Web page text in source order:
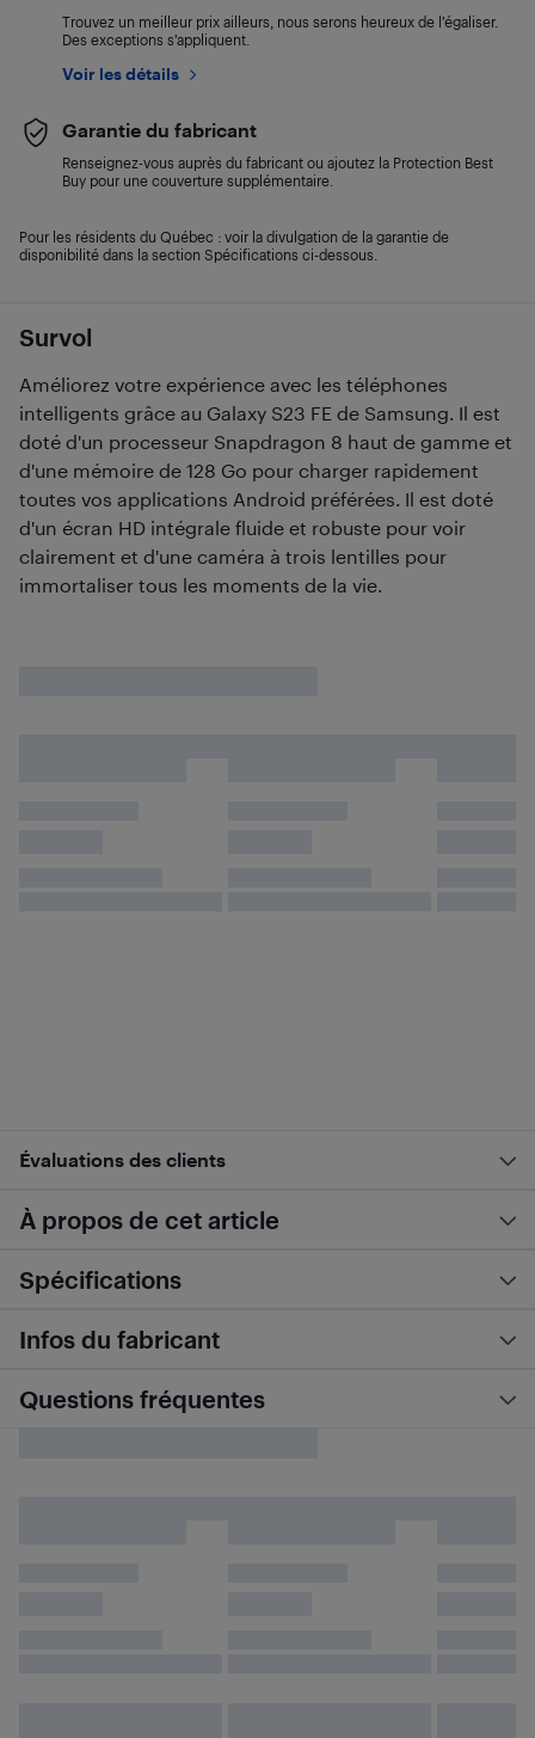
Survol
Améliorez votre expérience avec les téléphones
intelligents grâce au Galaxy S23 FE de Samsung. Il est
doté d'un processeur Snapdragon 8 haut de gamme et
d'une mémoire de 128 Go pour charger rapidement
toutes vos applications Android préférées. Il est doté
d'un écran HD intégrale fluide et robuste pour voir
clairement et d'une caméra à trois lentilles pour
immortaliser tous les moments de la vie.
Trouvez un meilleur prix ailleurs, nous serons heureux de l’égaliser.
Des exceptions s’appliquent.
Voir les détails
Garantie du fabricant
Renseignez-vous auprès du fabricant ou ajoutez la Protection Best
Buy pour une couverture supplémentaire.
Pour les résidents du Québec : voir la divulgation de la garantie de
disponibilité dans la section Spécifications ci-dessous.
Évaluations des clients
À propos de cet article
Spécifications
Infos du fabricant
Questions fréquentes